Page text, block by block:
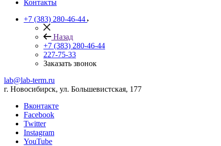
Контакты
+7 (383) 280-46-44
Назад
+7 (383) 280-46-44
227-75-33
Заказать звонок
lab@lab-term.ru
г. Новосибирск, ул. Большевистская, 177
Вконтакте
Facebook
Twitter
Instagram
YouTube